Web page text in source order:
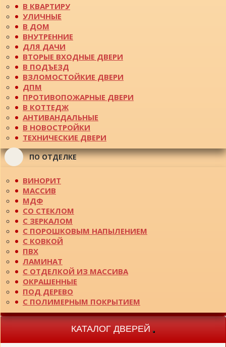
В КВАРТИРУ
УЛИЧНЫЕ
В ДОМ
ВНУТРЕННИЕ
ДЛЯ ДАЧИ
ВТОРЫЕ ВХОДНЫЕ ДВЕРИ
В ПОДЪЕЗД
ВЗЛОМОСТОЙКИЕ ДВЕРИ
ДПМ
ПРОТИВОПОЖАРНЫЕ ДВЕРИ
В КОТТЕДЖ
АНТИВАНДАЛЬНЫЕ
В НОВОСТРОЙКИ
ТЕХНИЧЕСКИЕ ДВЕРИ
ПО ОТДЕЛКЕ
ВИНОРИТ
МАССИВ
МДФ
СО СТЕКЛОМ
С ЗЕРКАЛОМ
С ПОРОШКОВЫМ НАПЫЛЕНИЕМ
С КОВКОЙ
ПВХ
ЛАМИНАТ
С ОТДЕЛКОЙ ИЗ МАССИВА
ОКРАШЕННЫЕ
ПОД ДЕРЕВО
С ПОЛИМЕРНЫМ ПОКРЫТИЕМ
КАТАЛОГ ДВЕРЕЙ
Toggle
navigation